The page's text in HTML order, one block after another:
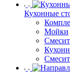
Кухонные
Мойки